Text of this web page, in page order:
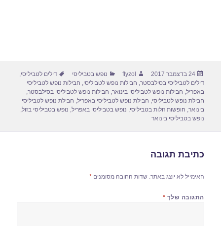
פורסם
בתאריך
24 בדצמבר 2017 מחבר
flyzol קטגוריות
נופש בטביליסי תגיות
דילים לטביליסי,
דילים לטביליסי בסילבסטר, חבילות נופש לטביליסי, חבילות נופש לטביליסי
באפריל, חבילות נופש לטביליסי בינואר, חבילות נופש לטביליסי בסילבסטר,
חבילת נופש לטביליסי, חבילת נופש לטביליסי באפריל, חבילת נופש לטביליסי
בינואר, חופשות זולות בטביליסי, נופש בטביליסי באפריל, נופש בטביליסי בזול,
נופש בטביליסי בינואר
כתיבת תגובה
האימייל לא יוצג באתר. שדות החובה מסומנים*
התגובה שלך *